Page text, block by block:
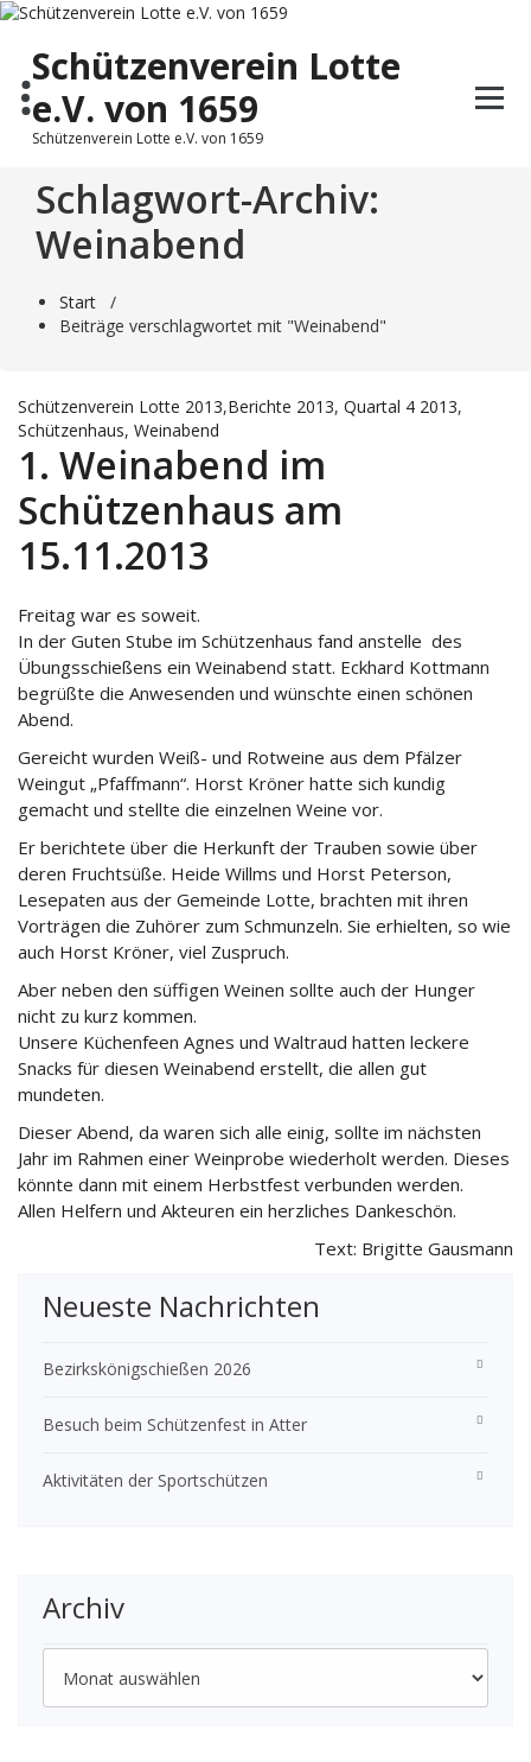
Zum
springenSchützenverein Lotte
e.V. von 1659
Schützenverein Lotte e.V. von 1659
Schlagwort-Archiv:
Weinabend
Start /
Beiträge verschlagwortet mit "Weinabend"
Schützenverein Lotte 2013,Berichte 2013, Quartal 4 2013,
Schützenhaus, Weinabend
1. Weinabend im
Schützenhaus am
15.11.2013
Freitag war es soweit.
In der Guten Stube im Schützenhaus fand anstelle des
Übungsschießens ein Weinabend statt. Eckhard Kottmann
begrüßte die Anwesenden und wünschte einen schönen
Abend.
Gereicht wurden Weiß- und Rotweine aus dem Pfälzer
Weingut „Pfaffmann“. Horst Kröner hatte sich kundig
gemacht und stellte die einzelnen Weine vor.
Er berichtete über die Herkunft der Trauben sowie über
deren Fruchtsüße. Heide Willms und Horst Peterson,
Lesepaten aus der Gemeinde Lotte, brachten mit ihren
Vorträgen die Zuhörer zum Schmunzeln. Sie erhielten, so wie
auch Horst Kröner, viel Zuspruch.
Aber neben den süffigen Weinen sollte auch der Hunger
nicht zu kurz kommen.
Unsere Küchenfeen Agnes und Waltraud hatten leckere
Snacks für diesen Weinabend erstellt, die allen gut
mundeten.
Dieser Abend, da waren sich alle einig, sollte im nächsten
Jahr im Rahmen einer Weinprobe wiederholt werden. Dieses
könnte dann mit einem Herbstfest verbunden werden.
Allen Helfern und Akteuren ein herzliches Dankeschön.
Text: Brigitte Gausmann
Neueste Nachrichten
Bezirkskönigschießen 2026
Besuch beim Schützenfest in Atter
Aktivitäten der Sportschützen
Archiv